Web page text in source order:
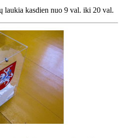
laukia kasdien nuo 9 val. iki 20 val.